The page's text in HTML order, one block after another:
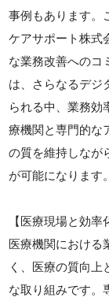
事例もあります。
ケアサポート株式
な業務改善へのコ
は、さらなるデジ
られる中、業務効
療機関と専門的な
の質を維持しなが
が可能になります。
【医療現場と効率
医療機関における
く、医療の質向
な取り組みです。